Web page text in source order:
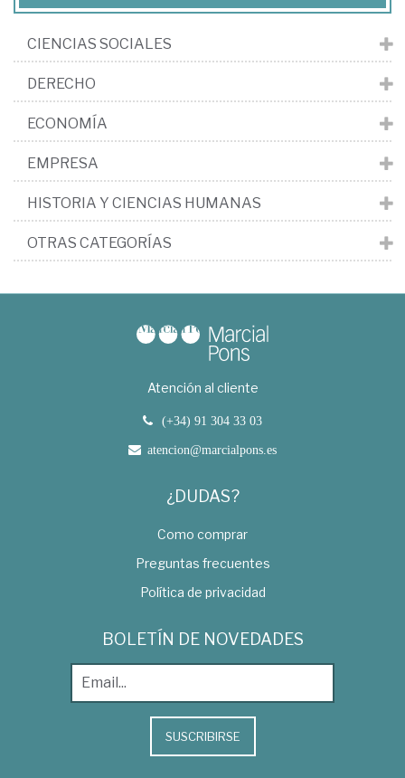
CIENCIAS SOCIALES
DERECHO
ECONOMÍA
EMPRESA
HISTORIA Y CIENCIAS HUMANAS
OTRAS CATEGORÍAS
Atención al cliente
(+34) 91 304 33 03
atencion@marcialpons.es
¿DUDAS?
Como comprar
Preguntas frecuentes
Política de privacidad
BOLETÍN DE NOVEDADES
SUSCRIBIRSE